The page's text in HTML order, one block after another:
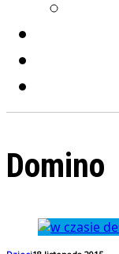
Domino